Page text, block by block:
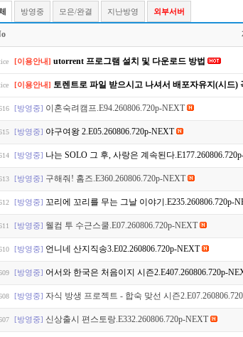
방영중 모은/완결 지난방영 외부서버
[이용안내] utorrent 프로그램 설치 및 다운로드 방법
[이용안내] 토렌트로 파일 받으시고 나셔서 배포자유지(시드)
[방영중] 이혼숙려캠프.E94.260806.720p-NEXT
[방영중] 야구여왕 2.E05.260806.720p-NEXT
[방영중] 나는 SOLO 그 후, 사랑은 계속된다
[방영중] 구해줘! 홈즈.E360.260806.720p-NEXT
[방영중] 꼬리에 꼬리를 무는 그날 이야기.E235.260806.720p-
[방영중] 웰컴 투 수근스쿨.E07.260806.720p-NEXT
[방영중] 언니네 산지직송3.E02.260806.720p-NEXT
[방영중] 어서와 한국은 처음이지 시즌2.E407.260806.720p-
[방영중] 자식 방생 프로젝트 - 합숙 맞선 시즌
[방영중] 신상출시 편스토랑.E332.260806.720p-NEXT